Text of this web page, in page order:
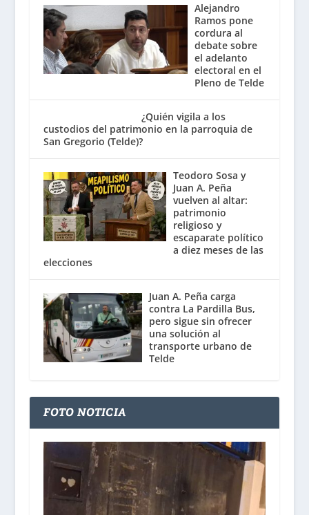
Alejandro
Ramos pone
cordura al
debate sobre
el adelanto
electoral en el
Pleno de Telde
¿Quién vigila a los
custodios del patrimonio en la parroquia de
San Gregorio (Telde)?
Teodoro Sosa y
Juan A. Peña
vuelven al altar:
patrimonio
religioso y
escaparate político
a diez meses de las
elecciones
Juan A. Peña carga
contra La Pardilla Bus,
pero sigue sin ofrecer
una solución al
transporte urbano de
Telde
FOTO NOTICIA